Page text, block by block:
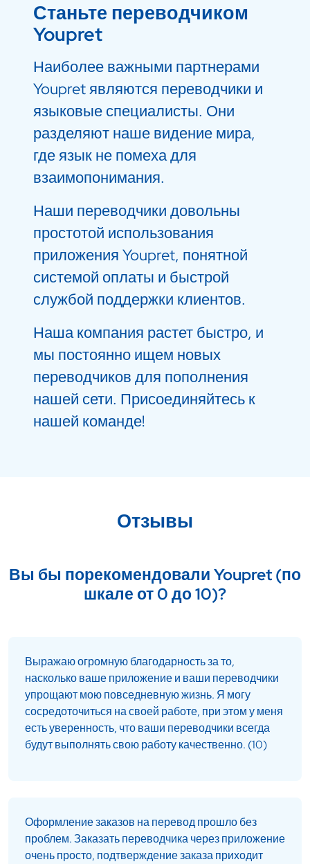
Станьте переводчиком
Youpret
Наиболее важными партнерами
Youpret являются переводчики и
языковые специалисты. Они
разделяют наше видение мира,
где язык не помеха для
взаимопонимания.
Наши переводчики довольны
простотой использования
приложения Youpret, понятной
системой оплаты и быстрой
службой поддержки клиентов.
Наша компания растет быстро, и
мы постоянно ищем новых
переводчиков для пополнения
нашей сети. Присоединяйтесь к
нашей команде!
Отзывы
Вы бы порекомендовали Youpret (по
шкале от 0 до 10)?
Выражаю огромную благодарность за то,
насколько ваше приложение и ваши переводчики
упрощают мою повседневную жизнь. Я могу
сосредоточиться на своей работе, при этом у меня
есть уверенность, что ваши переводчики всегда
будут выполнять свою работу качественно. (10)
Оформление заказов на перевод прошло без
проблем. Заказать переводчика через приложение
очень просто, подтверждение заказа приходит